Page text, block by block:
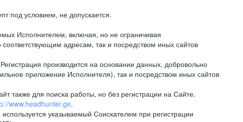
под условием, не допускается.
Исполнителем, включая, но не ограничивая
адресам, так и посредством иных сайтов
производится на основании данных, добровольно
приложение Исполнителя), так и посредством иных сайтов
также для поиска работы, но без регистрации на Сайте.
www.headhunter.ge.
указываемый Соискателем при регистрации